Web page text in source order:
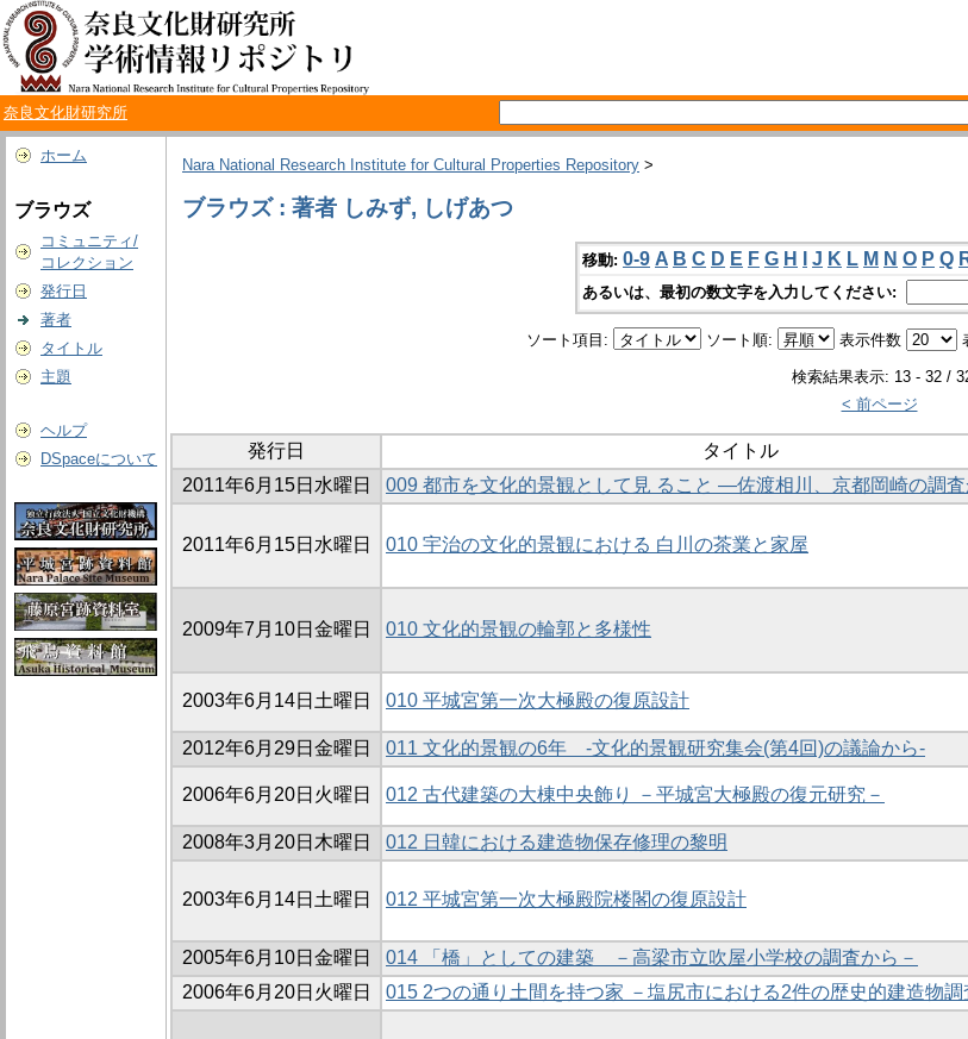
奈良文化財研究所
ホーム
ブラウズ
コミュニティ/
コレクション
発行日
著者
タイトル
主題
ヘルプ
DSpaceについて
Nara National Research Institute for Cultural Properties Repository >
ブラウズ : 著者 しみず, しげあつ
移動: 0-9 A B C D E F G H J K L M N O P Q
あるいは、最初の数文字を入力してください:
ソート項目: ソート順: 表示件数
検索結果表示: 13 - 32 /
< 前ページ
発行日 タイトル
2011年6月15日水曜日
009 都市を文化的景観として見 ること ―佐渡相川、京都岡崎の調
2011年6月15日水曜日 010 宇治の文化的景観における 白川の茶業と家屋
2009年7月10日金曜日 010 文化的景観の輪郭と多様性
2003年6月14日土曜日 010 平城宮第一次大極殿の復原設計
2012年6月29日金曜日
011 文化的景観の6年 -文化的景観研究集会(第4回)の議論から-
2006年6月20日火曜日 012 古代建築の大棟中央飾り －平城宮大極殿の復元研究－
2008年3月20日木曜日
012 日韓における建造物保存修理の黎明
2003年6月14日土曜日 012 平城宮第一次大極殿院楼閣の復原設計
2005年6月10日金曜日
014 「橋」としての建築 －高梁市立吹屋小学校の調査から－
2006年6月20日火曜日
015 2つの通り土間を持つ家 －塩尻市における2件の歴史的建造物調